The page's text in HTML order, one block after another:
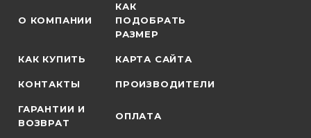
О КОМПАНИИ
КАК
ПОДОБРАТЬ
РАЗМЕР
КАК КУПИТЬ КАРТА САЙТА
КОНТАКТЫ ПРОИЗВОДИТЕЛИ
ГАРАНТИИ И
ВОЗВРАТ
ОПЛАТА